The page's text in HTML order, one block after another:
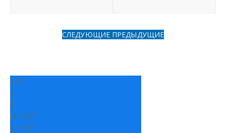
СЛЕДУЮЩИЕ ПРЕДЫДУЩИЕ
+22
°
C
H: +23°
L: +14°